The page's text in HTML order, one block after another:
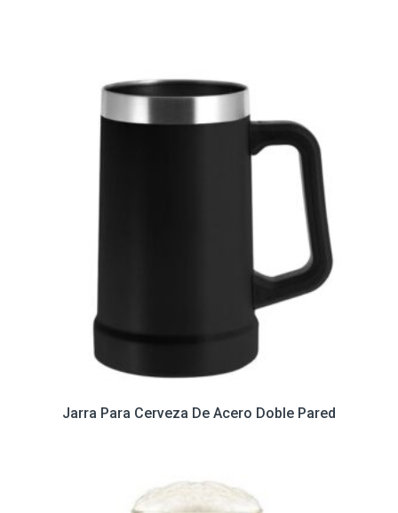
Jarra Para Cerveza De Acero Doble Pared